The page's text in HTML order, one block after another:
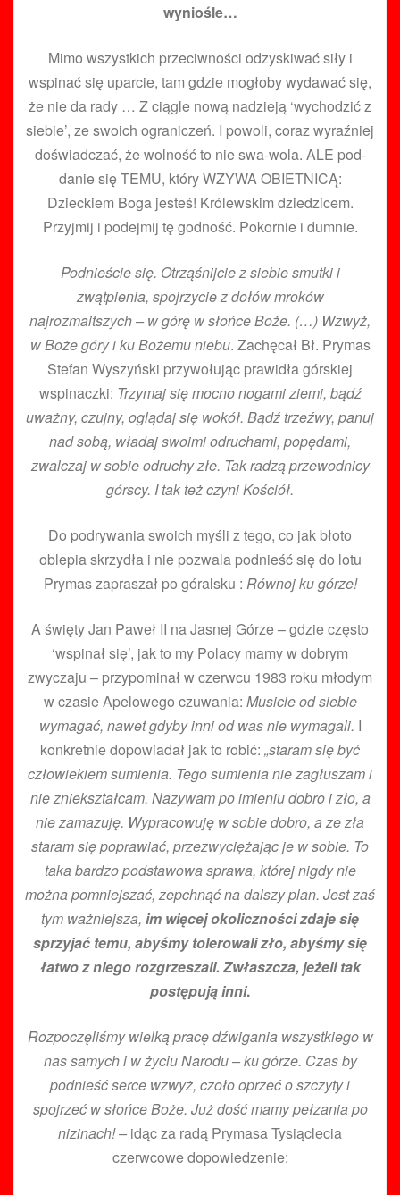
wyniośle…
Mimo wszystkich przeciwności odzyskiwać siły i
wspinać się uparcie, tam gdzie mogłoby wydawać się,
że nie da rady … Z ciągle nową nadzieją ‘wychodzić z
siebie’, ze swoich ograniczeń. I powoli, coraz wyraźniej
doświadczać, że wolność to nie swa-wola. ALE pod-
danie się TEMU, który WZYWA OBIETNICĄ:
Dzieckiem Boga jesteś! Królewskim dziedzicem.
Przyjmij i podejmij tę godność. Pokornie i dumnie.
Podnieście się. Otrząśnijcie z siebie smutki i
zwątpienia, spojrzycie z dołów mroków
najrozmaitszych – w górę w słońce Boże. (…) Wzwyż,
w Boże góry i ku Bożemu niebu. Zachęcał Bł. Prymas
Stefan Wyszyński przywołując prawidła górskiej
wspinaczki: Trzymaj się mocno nogami ziemi, bądź
uważny, czujny, oglądaj się wokół. Bądź trzeźwy, panuj
nad sobą, władaj swoimi odruchami, popędami,
zwalczaj w sobie odruchy złe. Tak radzą przewodnicy
górscy. I tak też czyni Kościół.
Do podrywania swoich myśli z tego, co jak błoto
oblepia skrzydła i nie pozwala podnieść się do lotu
Prymas zapraszał po góralsku : Równoj ku górze!
A święty Jan Paweł II na Jasnej Górze – gdzie często
‘wspinał się’, jak to my Polacy mamy w dobrym
zwyczaju – przypominał w czerwcu 1983 roku młodym
w czasie Apelowego czuwania: Musicie od siebie
wymagać, nawet gdyby inni od was nie wymagali. I
konkretnie dopowiadał jak to robić: „staram się być
człowiekiem sumienia. Tego sumienia nie zagłuszam i
nie zniekształcam. Nazywam po imieniu dobro i zło, a
nie zamazuję. Wypracowuję w sobie dobro, a ze zła
staram się poprawiać, przezwyciężając je w sobie. To
taka bardzo podstawowa sprawa, której nigdy nie
można pomniejszać, zepchnąć na dalszy plan. Jest zaś
tym ważniejsza, im więcej okoliczności zdaje się
sprzyjać temu, abyśmy tolerowali zło, abyśmy się
łatwo z niego rozgrzeszali. Zwłaszcza, jeżeli tak
postępują inni.
Rozpoczęliśmy wielką pracę dźwigania wszystkiego w
nas samych i w życiu Narodu – ku górze. Czas by
podnieść serce wzwyż, czoło oprzeć o szczyty i
spojrzeć w słońce Boże. Już dość mamy pełzania po
nizinach! – idąc za radą Prymasa Tysiąclecia
czerwcowe dopowiedzenie: